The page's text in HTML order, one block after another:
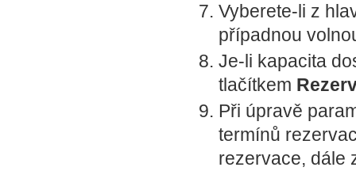
Vyberete-li z
případnou
Je-li kapacita
tlačítkem
Při úpravě
termínů
rezervace, dále